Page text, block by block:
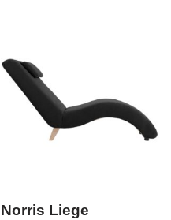
Norris Liege